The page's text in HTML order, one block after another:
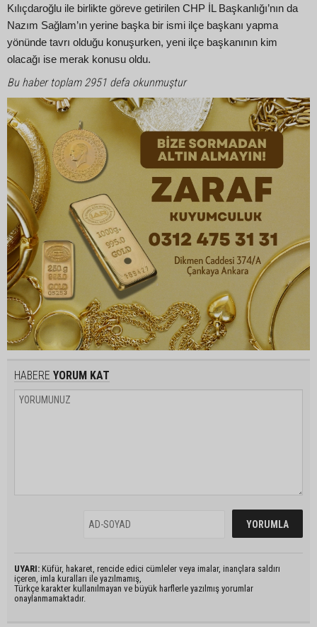
Kılıçdaroğlu ile birlikte göreve getirilen CHP İL Başkanlığı’nın da
Nazım Sağlam’ın yerine başka bir ismi ilçe başkanı yapma
yönünde tavrı olduğu konuşurken, yeni ilçe başkanının kim
olacağı ise merak konusu oldu.
Bu haber toplam 2951 defa okunmuştur
HABERE YORUM KAT
UYARI: Küfür, hakaret, rencide edici cümleler veya imalar, inançlara saldırı
içeren, imla kuralları ile yazılmamış,
Türkçe karakter kullanılmayan ve büyük harflerle yazılmış yorumlar
onaylanmamaktadır.